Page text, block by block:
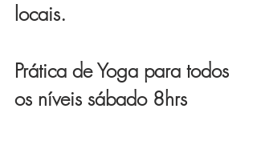
locais.
Prática de Yoga para todos
os níveis sábado 8hrs